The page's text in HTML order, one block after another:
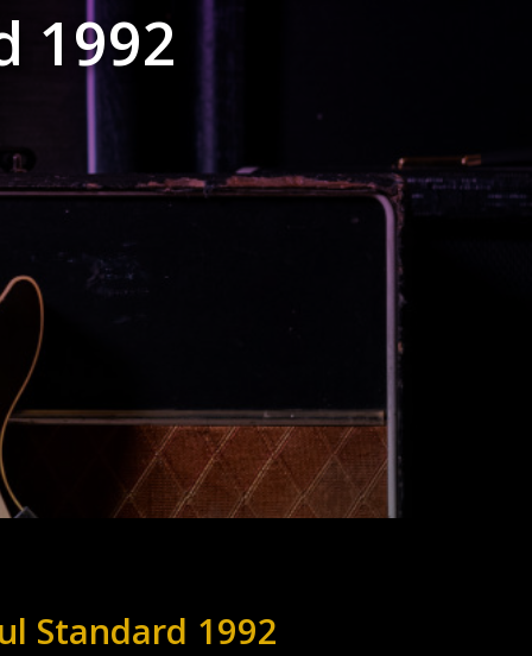
1992
Standard 1992